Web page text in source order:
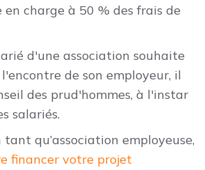
charge à 50 % des frais de
d'une association souhaite
de son employeur, il
des prud'hommes, à l'instar
salariés.
tant qu’association employeuse,
financer votre projet